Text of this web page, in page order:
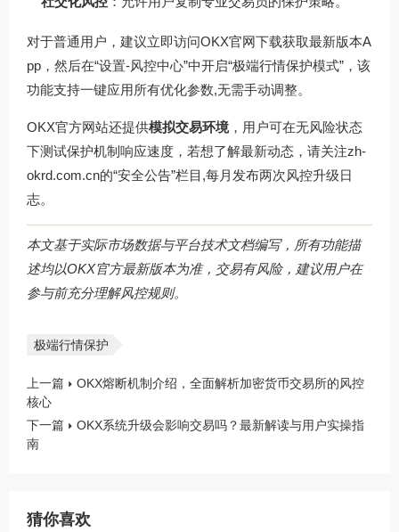
对于普通用户，建议立即访问OKX官网下载获取最新版本A
pp，然后在“设置-风控中心”中开启“极端行情保护模式”，该
功能支持一键应用所有优化参数,无需手动调整。
OKX官方网站还提供模拟交易环境，用户可在无风险状态
下测试保护机制响应速度，若想了解最新动态，请关注zh-
okrd.com.cn的“安全公告”栏目,每月发布两次风控升级日
志。
本文基于实际市场数据与平台技术文档编写，所有功能描
述均以OKX官方最新版本为准，交易有风险，建议用户在
参与前充分理解风控规则。
极端行情保护
上一篇
OKX熔断机制介绍，全面解析加密货币交易所的风控
核心
下一篇
OKX系统升级会影响交易吗？最新解读与用户实操指
南
猜你喜欢